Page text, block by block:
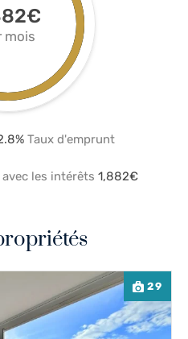
mois
% Taux d'emprunt
les intérêts 1,882€
29